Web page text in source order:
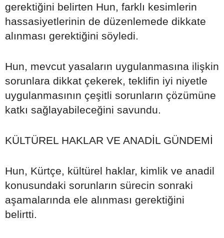
gerektiğini belirten Hun, farklı kesimlerin
hassasiyetlerinin de düzenlemede dikkate
alınması gerektiğini söyledi.
Hun, mevcut yasaların uygulanmasına ilişkin
sorunlara dikkat çekerek, teklifin iyi niyetle
uygulanmasının çeşitli sorunların çözümüne
katkı sağlayabileceğini savundu.
KÜLTÜREL HAKLAR VE ANADİL GÜNDEMİ
Hun, Kürtçe, kültürel haklar, kimlik ve anadil
konusundaki sorunların sürecin sonraki
aşamalarında ele alınması gerektiğini
belirtti.